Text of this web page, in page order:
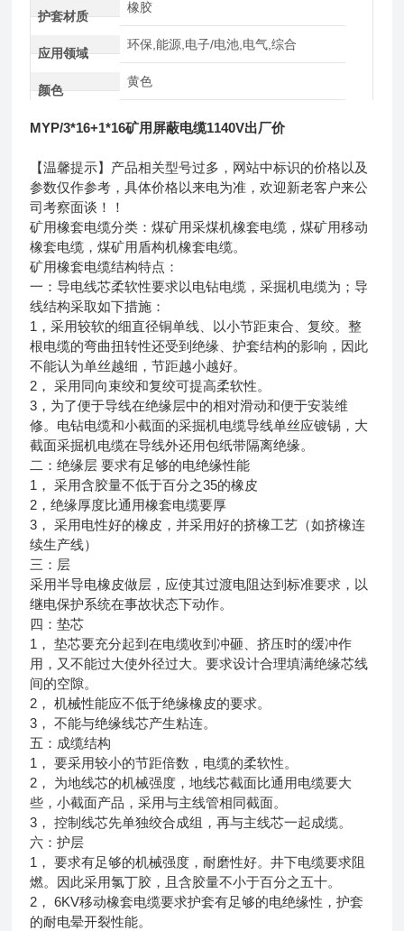
护套材质
橡胶
应用领域
环保,能源,电子/电池,电气,综合
颜色
黄色
MYP/3*16+1*16矿用屏蔽电缆1140V出厂价
【温馨提示】产品相关型号过多，网站中标识的价格以及
参数仅作参考，具体价格以来电为准，欢迎新老客户来公
司考察面谈！！
矿用橡套电缆分类：煤矿用采煤机橡套电缆，煤矿用移动
橡套电缆，煤矿用盾构机橡套电缆。
矿用橡套电缆结构特点：
一：导电线芯柔软性要求以电钻电缆，采掘机电缆为；导
线结构采取如下措施：
1，采用较软的细直径铜单线、以小节距束合、复绞。整
根电缆的弯曲扭转性还受到绝缘、护套结构的影响，因此
不能认为单丝越细，节距越小越好。
2， 采用同向束绞和复绞可提高柔软性。
3，为了便于导线在绝缘层中的相对滑动和便于安装维
修。电钻电缆和小截面的采掘机电缆导线单丝应镀锡，大
截面采掘机电缆在导线外还用包纸带隔离绝缘。
二：绝缘层 要求有足够的电绝缘性能
1， 采用含胶量不低于百分之35的橡皮
2，绝缘厚度比通用橡套电缆要厚
3， 采用电性好的橡皮，并采用好的挤橡工艺（如挤橡连
续生产线）
三：层
采用半导电橡皮做层，应使其过渡电阻达到标准要求，以
继电保护系统在事故状态下动作。
四：垫芯
1， 垫芯要充分起到在电缆收到冲砸、挤压时的缓冲作
用，又不能过大使外径过大。要求设计合理填满绝缘芯线
间的空隙。
2， 机械性能应不低于绝缘橡皮的要求。
3， 不能与绝缘线芯产生粘连。
五：成缆结构
1， 要采用较小的节距倍数，电缆的柔软性。
2， 为地线芯的机械强度，地线芯截面比通用电缆要大
些，小截面产品，采用与主线管相同截面。
3， 控制线芯先单独绞合成组，再与主线芯一起成缆。
六：护层
1， 要求有足够的机械强度，耐磨性好。井下电缆要求阻
燃。因此采用氯丁胶，且含胶量不小于百分之五十。
2， 6KV移动橡套电缆要求护套有足够的电绝缘性，护套
的耐电晕开裂性能。